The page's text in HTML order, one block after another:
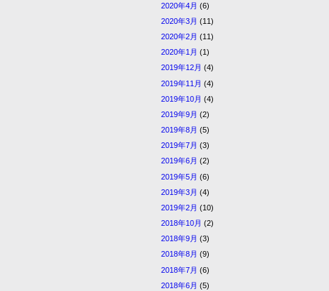
2020年4月 (6)
2020年3月 (11)
2020年2月 (11)
2020年1月 (1)
2019年12月 (4)
2019年11月 (4)
2019年10月 (4)
2019年9月 (2)
2019年8月 (5)
2019年7月 (3)
2019年6月 (2)
2019年5月 (6)
2019年3月 (4)
2019年2月 (10)
2018年10月 (2)
2018年9月 (3)
2018年8月 (9)
2018年7月 (6)
2018年6月 (5)